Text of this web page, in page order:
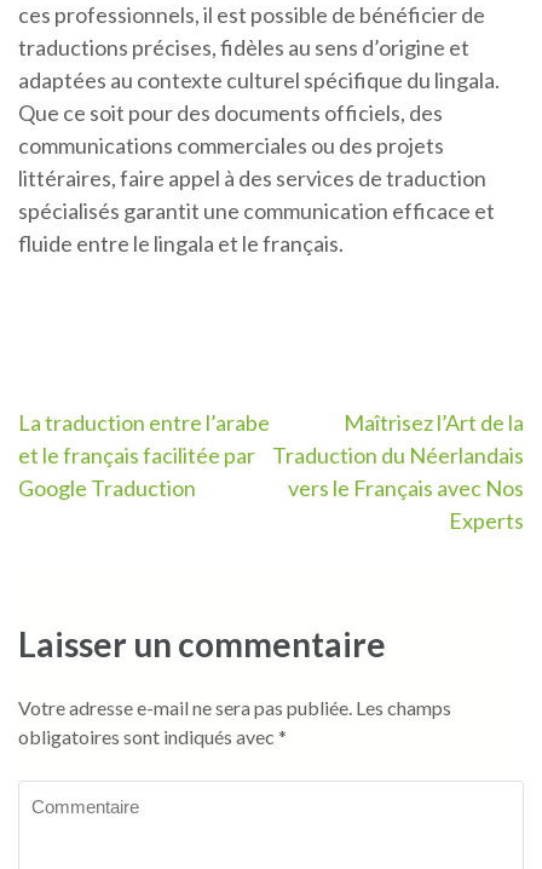
ces professionnels, il est possible de bénéficier de
traductions précises, fidèles au sens d’origine et
adaptées au contexte culturel spécifique du lingala.
Que ce soit pour des documents officiels, des
communications commerciales ou des projets
littéraires, faire appel à des services de traduction
spécialisés garantit une communication efficace et
fluide entre le lingala et le français.
Navigation
de
La traduction entre l’arabe
et le français facilitée par
Google Traduction
Maîtrisez l’Art de la
Traduction du Néerlandais
vers le Français avec Nos
Experts
Laisser un commentaire
Votre adresse e-mail ne sera pas publiée. Les champs
obligatoires sont indiqués avec *